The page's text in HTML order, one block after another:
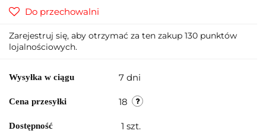
Do przechowalni
Zarejestruj się, aby otrzymać za ten zakup 130 punktów
lojalnościowych.
Wysyłka w ciągu 7 dni
Cena przesyłki 18
Dostępność 1 szt.